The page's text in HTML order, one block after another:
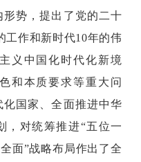
势，提出了党的二十
工作和新时代10年的伟
义中国化时代化新境
和本质要求等重大问
国家、全面推进中华
，对统筹推进“五位一
面”战略布局作出了全